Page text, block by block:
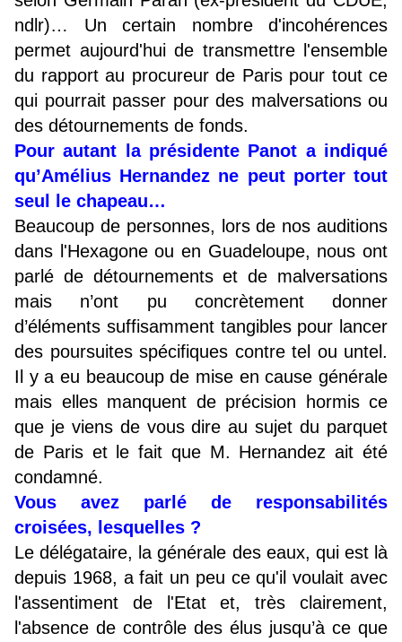
ndlr)… Un certain nombre d'incohérences
permet aujourd'hui de transmettre l'ensemble
du rapport au procureur de Paris pour tout ce
qui pourrait passer pour des malversations ou
des détournements de fonds.
Pour autant la présidente Panot a indiqué
qu’Amélius Hernandez ne peut porter tout
seul le chapeau…
Beaucoup de personnes, lors de nos auditions
dans l'Hexagone ou en Guadeloupe, nous ont
parlé de détournements et de malversations
mais n’ont pu concrètement donner
d’éléments suffisamment tangibles pour lancer
des poursuites spécifiques contre tel ou untel.
Il y a eu beaucoup de mise en cause générale
mais elles manquent de précision hormis ce
que je viens de vous dire au sujet du parquet
de Paris et le fait que M. Hernandez ait été
condamné.
Vous avez parlé de responsabilités
croisées, lesquelles ?
Le délégataire, la générale des eaux, qui est là
depuis 1968, a fait un peu ce qu'il voulait avec
l'assentiment de l'Etat et, très clairement,
l'absence de contrôle des élus jusqu’à ce que